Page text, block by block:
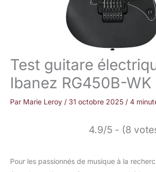
Test guitare
Ibanez RG450B-WK
Par Marie Leroy / 31 octobre 2025 / 4
4.9/5 - (8
Pour les passionnés de musique à la